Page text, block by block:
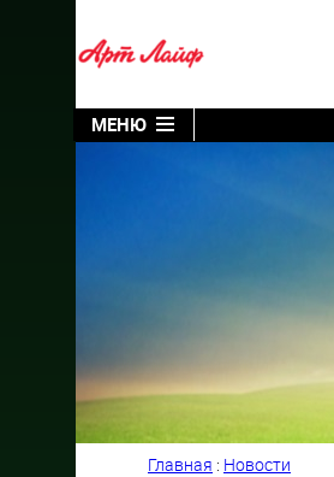
МЕНЮ
Главная : Новости